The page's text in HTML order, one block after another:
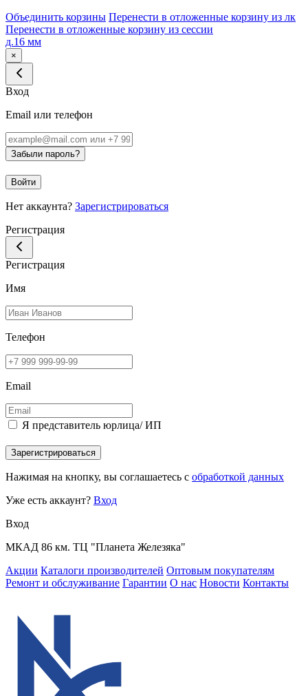
Объединить корзины Перенести в отложенные корзину из лк
Перенести в отложенные корзину из сессии
д.16 мм
×
Вход
Email или телефон
Забыли пароль?
Войти
Нет аккаунта? Зарегистрироваться
Регистрация
Регистрация
Имя
Телефон
Email
Я представитель юрлица/ ИП
Зарегистрироваться
Нажимая на кнопку, вы соглашаетесь с обработкой данных
Уже есть аккаунт? Вход
Вход
МКАД 86 км. ТЦ "Планета Железяка"
Акции Каталоги производителей Оптовым покупателям
Ремонт и обслуживание Гарантии О нас Новости Контакты